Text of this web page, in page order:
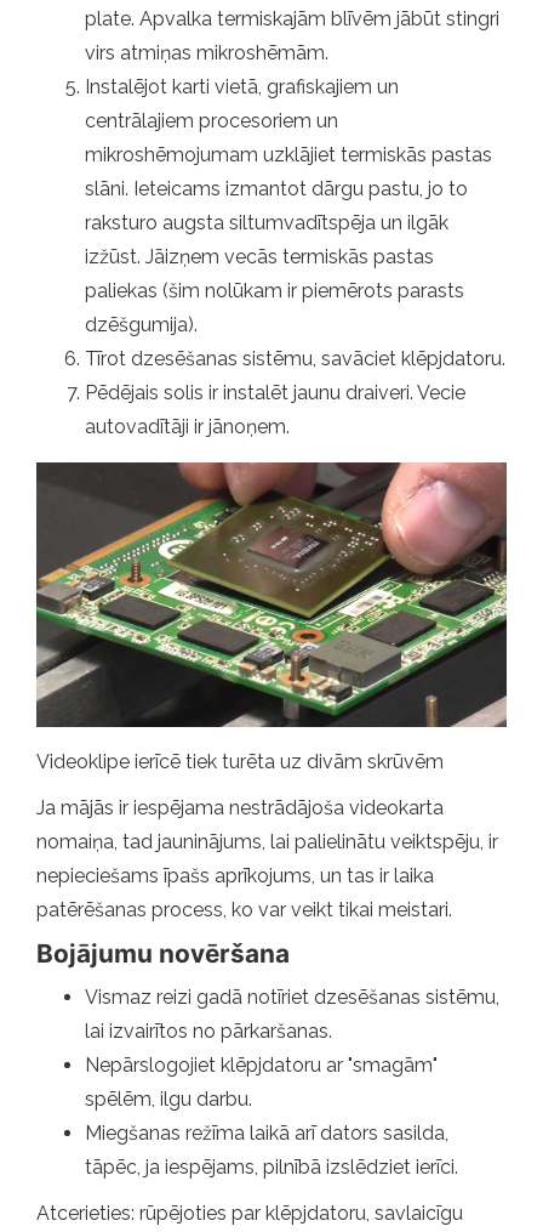
plate. Apvalka termiskajām blīvēm jābūt stingri
virs atmiņas mikroshēmām.
Instalējot karti vietā, grafiskajiem un
centrālajiem procesoriem un
mikroshēmojumam uzklājiet termiskās pastas
slāni. Ieteicams izmantot dārgu pastu, jo to
raksturo augsta siltumvadītspēja un ilgāk
izžūst. Jāizņem vecās termiskās pastas
paliekas (šim nolūkam ir piemērots parasts
dzēšgumija).
Tīrot dzesēšanas sistēmu, savāciet klēpjdatoru.
Pēdējais solis ir instalēt jaunu draiveri. Vecie
autovadītāji ir jānoņem.
Videoklipe ierīcē tiek turēta uz divām skrūvēm
Ja mājās ir iespējama nestrādājoša videokarta
nomaiņa, tad jauninājums, lai palielinātu veiktspēju, ir
nepieciešams īpašs aprīkojums, un tas ir laika
patērēšanas process, ko var veikt tikai meistari.
Bojājumu novēršana
Vismaz reizi gadā notīriet dzesēšanas sistēmu,
lai izvairītos no pārkaršanas.
Nepārslogojiet klēpjdatoru ar "smagām"
spēlēm, ilgu darbu.
Miegšanas režīma laikā arī dators sasilda,
tāpēc, ja iespējams, pilnībā izslēdziet ierīci.
Atcerieties: rūpējoties par klēpjdatoru, savlaicīgu